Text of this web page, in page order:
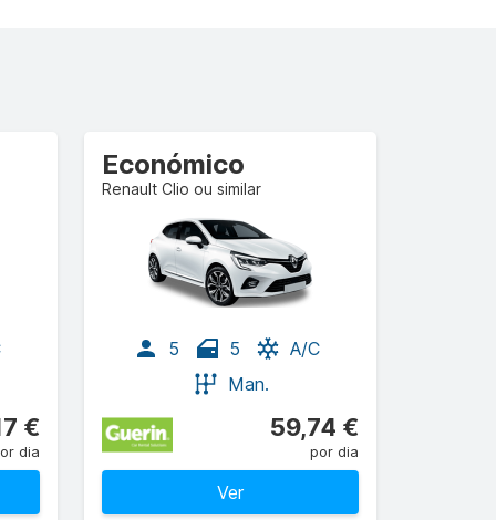
€
dia
Económico
Renault Clio ou similar
5 5
A/C
Man.
59,74 €
por dia
Ver